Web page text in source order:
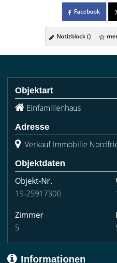
Facebook
Notizblock ()
Objektart
Einfamilienhaus
Adresse
Verkauf Immobilie
Objektdaten
Objekt-Nr.
19-25917300
Zimmer
5
Informationen